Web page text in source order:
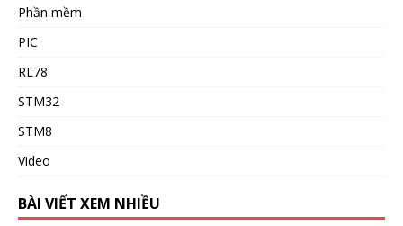
Phần mềm
PIC
RL78
STM32
STM8
Video
BÀI VIẾT XEM NHIỀU